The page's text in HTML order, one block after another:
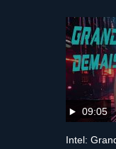
09:05
Intel: